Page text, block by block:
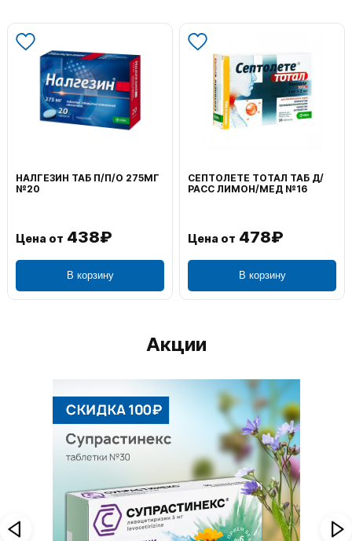
НАЛГЕЗИН ТАБ П/П/О 275МГ
№20
Цена от 438₽
В корзину
СЕПТОЛЕТЕ ТОТАЛ ТАБ Д/
РАСС ЛИМОН/МЕД №16
Цена от 478₽
В корзину
Акции